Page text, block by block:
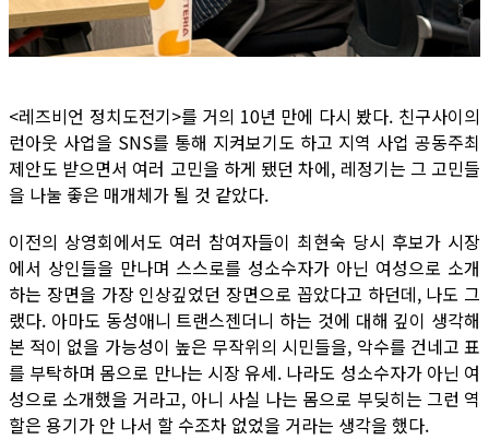
<레즈비언 정치도전기>를 거의 10년 만에 다시 봤다. 친구사이의
런아웃 사업을 SNS를 통해 지켜보기도 하고 지역 사업 공동주최
제안도 받으면서 여러 고민을 하게 됐던 차에, 레정기는 그 고민들
을 나눌 좋은 매개체가 될 것 같았다.
이전의 상영회에서도 여러 참여자들이 최현숙 당시 후보가 시장
에서 상인들을 만나며 스스로를 성소수자가 아닌 여성으로 소개
하는 장면을 가장 인상깊었던 장면으로 꼽았다고 하던데, 나도 그
랬다. 아마도 동성애니 트랜스젠더니 하는 것에 대해 깊이 생각해
본 적이 없을 가능성이 높은 무작위의 시민들을, 악수를 건네고 표
를 부탁하며 몸으로 만나는 시장 유세. 나라도 성소수자가 아닌 여
성으로 소개했을 거라고, 아니 사실 나는 몸으로 부딪히는 그런 역
할은 용기가 안 나서 할 수조차 없었을 거라는 생각을 했다.